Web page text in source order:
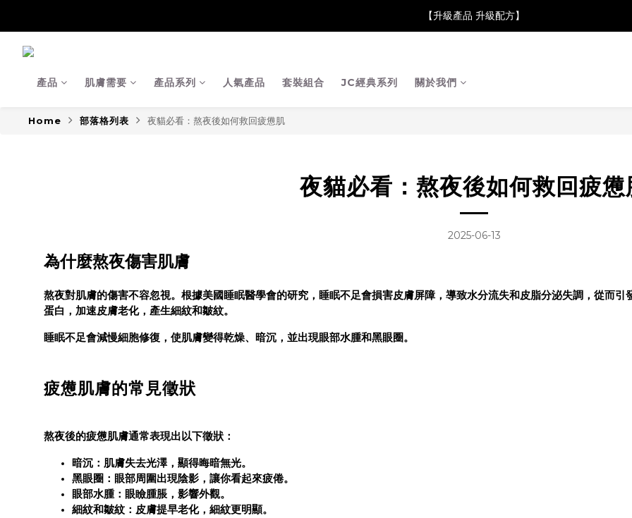
【JaneClare 康膚薈在iida Award Milan 2024 Professional Award 勇奪金
【升級產品 升級配方】
產品 肌膚需要 產品系列 人氣產品 套裝組合 JC經典系列 關於我們
Home 部落格列表 夜貓必看：熬夜後如何救回疲憊肌
夜貓必看：熬夜後如何救回疲憊
2025-06-13
為什麼熬夜傷害肌膚
熬夜對肌膚的傷害不容忽視。根據美國睡眠醫學會的研究，睡眠不足會損害皮膚屏障，導致水分流失和皮脂分泌失調，從而
蛋白，加速皮膚老化，產生細紋和皺紋。
睡眠不足會減慢細胞修復，使肌膚變得乾燥、暗沉，並出現眼部水腫和黑眼圈。
疲憊肌膚的常見徵狀
熬夜後的疲憊肌膚通常表現出以下徵狀：
暗沉 ：肌膚失去光澤，顯得晦暗無光。
黑眼圈 ：眼部周圍出現陰影，讓你看起來疲倦。
眼部水腫：眼瞼腫脹，影響外觀。
細紋和皺紋 ：皮膚提早老化，細紋更明顯。